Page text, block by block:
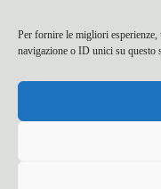
Per fornire le migliori esperienze,
navigazione o ID unici su questo